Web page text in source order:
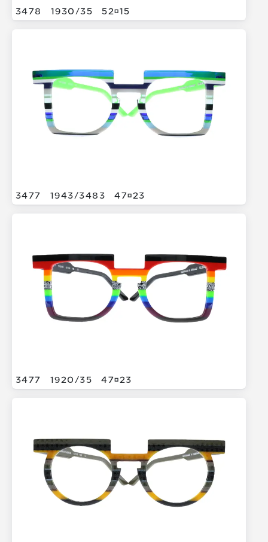
3478 1930/35 5215
3477 1943/3483 4723
3477 1920/35 4723